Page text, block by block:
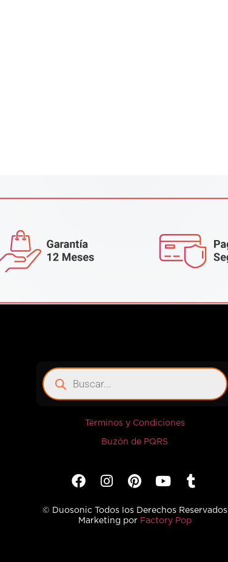
Términos y Condiciones
Buzón de PQRS
© Duosonic Todos los Derechos Reservados
Marketing por Factory Pop